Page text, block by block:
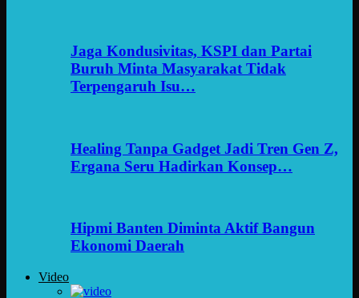
Jaga Kondusivitas, KSPI dan Partai
Buruh Minta Masyarakat Tidak
Terpengaruh Isu…
Healing Tanpa Gadget Jadi Tren Gen Z,
Ergana Seru Hadirkan Konsep…
Hipmi Banten Diminta Aktif Bangun
Ekonomi Daerah
Video